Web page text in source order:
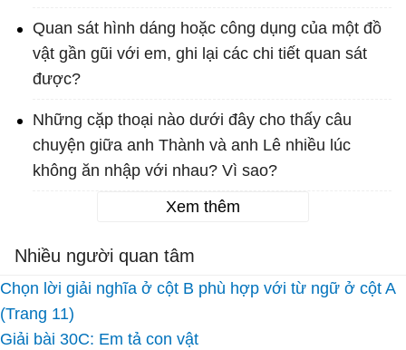
Quan sát hình dáng hoặc công dụng của một đồ
vật gần gũi với em, ghi lại các chi tiết quan sát
được?
Những cặp thoại nào dưới đây cho thấy câu
chuyện giữa anh Thành và anh Lê nhiều lúc
không ăn nhập với nhau? Vì sao?
Xem thêm
Nhiều người quan tâm
Chọn lời giải nghĩa ở cột B phù hợp với từ ngữ ở cột A
(Trang 11)
Giải bài 30C: Em tả con vật